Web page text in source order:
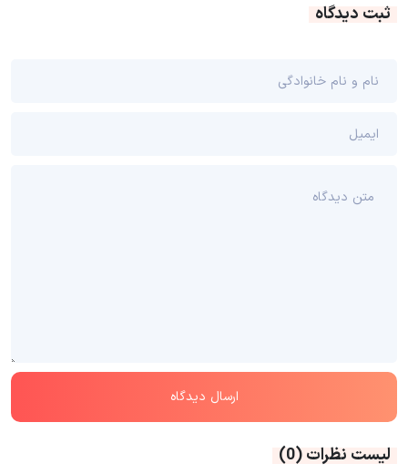
ثبت دیدگاه
لیست نظرات(0)